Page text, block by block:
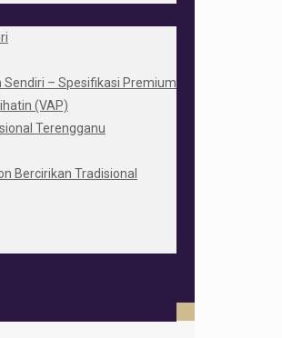
Sendiri – Spesifikasi Premium
(VAP)
Terengganu
Bercirikan Tradisional